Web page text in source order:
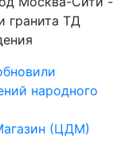
народного
(ЦДМ)